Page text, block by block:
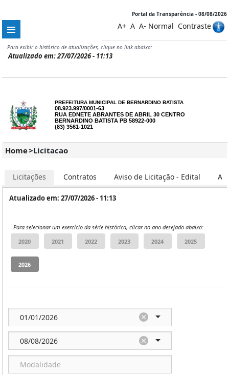
Portal da Transparência - 08/08/2026
A+ A A- Normal Contraste
Para exibir o histórico de atualizações, clique no link abaixo:
Atualizado em: 27/07/2026 - 11:13
PREFEITURA MUNICIPAL DE BERNARDINO BATISTA
08.923.997/0001-63
RUA EDNETE ABRANTES DE ABRIL 30 CENTRO
BERNARDINO BATISTA PB 58922-000
(83) 3561-1021
Home>Licitacao
Licitações Contratos Aviso de Licitação - Edital
Atualizado em: 27/07/2026 - 11:13
Para selecionar um exercício da série histórica, clicar no ano desejado abaixo: